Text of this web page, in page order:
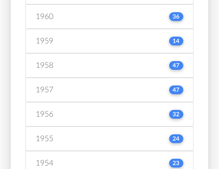
1960 36
1959 14
1958 47
1957 47
1956 32
1955 24
1954 23